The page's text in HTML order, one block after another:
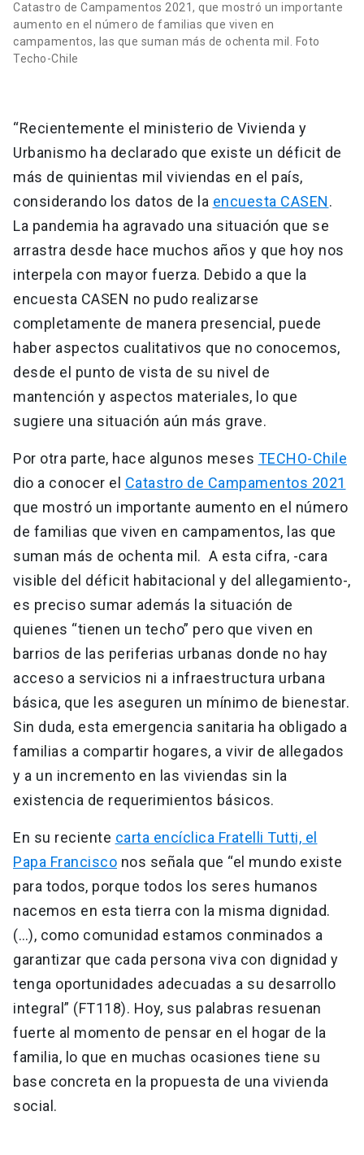
Catastro de Campamentos 2021, que mostró un importante
aumento en el número de familias que viven en
campamentos, las que suman más de ochenta mil. Foto
Techo-Chile
“Recientemente el ministerio de Vivienda y
Urbanismo ha declarado que existe un déficit de
más de quinientas mil viviendas en el país,
considerando los datos de la encuesta CASEN.
La pandemia ha agravado una situación que se
arrastra desde hace muchos años y que hoy nos
interpela con mayor fuerza. Debido a que la
encuesta CASEN no pudo realizarse
completamente de manera presencial, puede
haber aspectos cualitativos que no conocemos,
desde el punto de vista de su nivel de
mantención y aspectos materiales, lo que
sugiere una situación aún más grave.
Por otra parte, hace algunos meses TECHO-Chile
dio a conocer el Catastro de Campamentos 2021
que mostró un importante aumento en el número
de familias que viven en campamentos, las que
suman más de ochenta mil. A esta cifra, -cara
visible del déficit habitacional y del allegamiento-,
es preciso sumar además la situación de
quienes “tienen un techo” pero que viven en
barrios de las periferias urbanas donde no hay
acceso a servicios ni a infraestructura urbana
básica, que les aseguren un mínimo de bienestar.
Sin duda, esta emergencia sanitaria ha obligado a
familias a compartir hogares, a vivir de allegados
y a un incremento en las viviendas sin la
existencia de requerimientos básicos.
En su reciente carta encíclica Fratelli Tutti, el
Papa Francisco nos señala que “el mundo existe
para todos, porque todos los seres humanos
nacemos en esta tierra con la misma dignidad.
(…), como comunidad estamos conminados a
garantizar que cada persona viva con dignidad y
tenga oportunidades adecuadas a su desarrollo
integral” (FT118). Hoy, sus palabras resuenan
fuerte al momento de pensar en el hogar de la
familia, lo que en muchas ocasiones tiene su
base concreta en la propuesta de una vivienda
social.